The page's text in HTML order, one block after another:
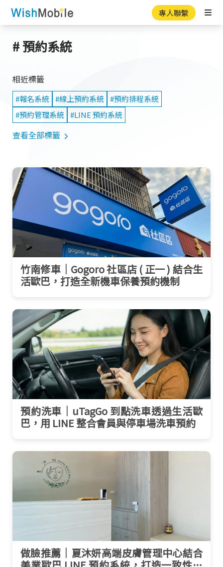
專人聯繫
# 預約系統
相近標籤
#報名系統 #線上預約系統 #預約排程系統
#預約管理系統 #LINE 預約系統
查看全部標籤
竹南修車｜Gogoro 社區店 ( 正一 ) 結合生
活歐巴，打造全新機車保養預約機制
預約洗車｜uTagGo 到點洗車透過生活歐
巴，用 LINE 整合會員與停車場洗車預約
做臉推薦｜夏沐妍高端皮膚管理中心結合